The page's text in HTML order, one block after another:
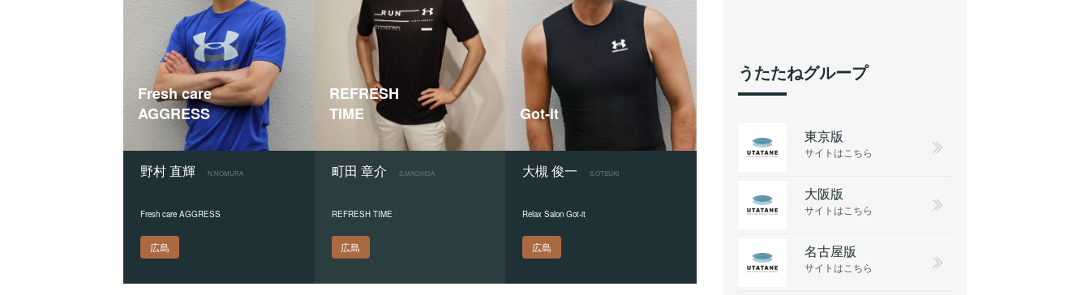
Fresh care
AGGRESS
野村 直輝 N.NOMURA
Fresh care AGGRESS
広島
REFRESH
TIME
町田 章介 S.MACHIDA
REFRESH TIME
広島
Got-it
大槻 俊一 S.OTSUKI
Relax Salon Got-it
広島
うたたねグループ
東京版
サイトはこちら
大阪版
サイトはこちら
名古屋版
サイトはこちら